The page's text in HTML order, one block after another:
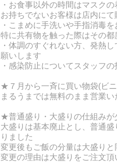
・お食事以外の時間はマスク
お持ちでないお客様は店内に
・こまめに手洗いや手指消毒
特に共有物を触った際はその
・体調のすぐれない方、発熱
願いします
・感染防止についてスタッフ
★７月から一斉に買い物袋(ビ
まるうまでは無料のまま営業い
★普通盛り・大盛りの仕組みが
大盛りは基本廃止とし、普通
りました
変更後もご飯の分量は大盛りと
変更の理由は大盛りをご注文